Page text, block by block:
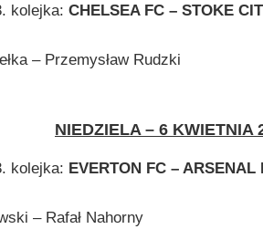
kolejka: CHELSEA FC – STOKE
– Przemysław Rudzki
NIEDZIELA – 6 KWIETNIA
kolejka: EVERTON FC – ARSENAL
– Rafał Nahorny